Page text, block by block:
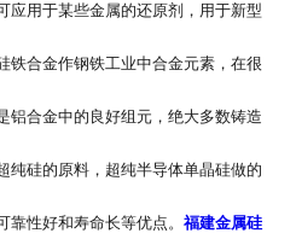
应用于某些金属的还原剂，用于新型
铁合金作钢铁工业中合金元素，在很
铝合金中的良好组元，绝大多数铸造
纯硅的原料，超纯半导体单晶硅做的
性好和寿命长等优点。 福建金属硅